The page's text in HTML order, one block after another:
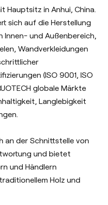
Hauptsitz in Anhui, China.
sich auf die Herstellung
und Außenbereich,
Wandverkleidungen
(ISO 9001, ISO
globale Märkte
Langlebigkeit
an der Schnittstelle von
und bietet
und Händlern
Holz und